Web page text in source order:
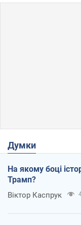
Думки
На якому боці
Трамп?
Віктор Каспрук